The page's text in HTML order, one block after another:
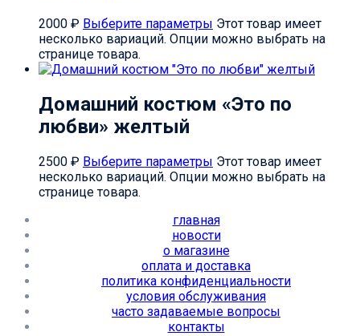
2000 ₽ Выберите параметры Этот товар имеет
несколько вариаций. Опции можно выбрать на
странице товара.
Домашний костюм «Это по
любви» желтый
2500 ₽ Выберите параметры Этот товар имеет
несколько вариаций. Опции можно выбрать на
странице товара.
главная
новости
о магазине
оплата и доставка
политика конфиденциальности
условия обслуживания
часто задаваемые вопросы
контакты